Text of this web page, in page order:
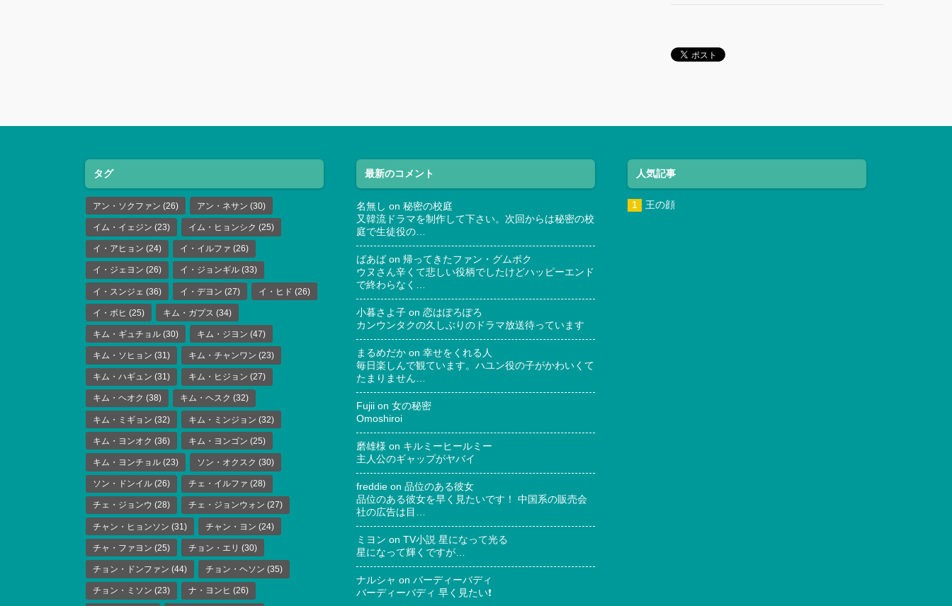
タグ
アン・ソクファン (26) アン・ネサン (30)
イム・イェジン (23) イム・ヒョンシク (25)
イ・アヒョン (24) イ・イルファ (26)
イ・ジェヨン (26) イ・ジョンギル (33)
イ・スンジェ (36) イ・デヨン (27) イ・ヒド (26)
イ・ボヒ (25) キム・ガプス (34)
キム・ギュチョル (30) キム・ジヨン (47)
キム・ソヒョン (31) キム・チャンワン (23)
キム・ハギュン (31) キム・ヒジョン (27)
キム・ヘオク (38) キム・ヘスク (32)
キム・ミギョン (32) キム・ミンジョン (32)
キム・ヨンオク (36) キム・ヨンゴン (25)
キム・ヨンチョル (23) ソン・オクスク (30)
ソン・ドンイル (26) チェ・イルファ (28)
チェ・ジョンウ (28) チェ・ジョンウォン (27)
チャン・ヒョンソン (31) チャン・ヨン (24)
チャ・ファヨン (25) チョン・エリ (30)
チョン・ドンファン (44) チョン・ヘソン (35)
チョン・ミソン (23) ナ・ヨンヒ (26)
最新のコメント
名無し on 秘密の校庭
又韓流ドラマを制作して下さい。次回からは秘密の校
庭で生徒役の…
ばあば on 帰ってきたファン・グムボク
ウヌさん辛くて悲しい役柄でしたけどハッピーエンド
で終わらなく…
小暮さよ子 on 恋はぽろぽろ
カンウンタクの久しぶりのドラマ放送待っています
まるめだか on 幸せをくれる人
毎日楽しんで観ています。ハユン役の子がかわいくて
たまりません…
Fujii on 女の秘密
Omoshiroi
磨雄様 on キルミーヒールミー
主人公のギャップがヤバイ
freddie on 品位のある彼女
品位のある彼女を早く見たいです！ 中国系の販売会
社の広告は目…
ミヨン on TV小説 星になって光る
星になって輝くですが…
ナルシャ on バーディーバディ
バーディーバディ 早く見たい❗
人気記事
王の顔